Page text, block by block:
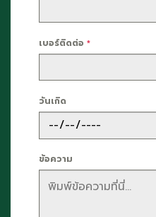
เบอร์ติดต่อ *
วันเกิด
ข้อความ